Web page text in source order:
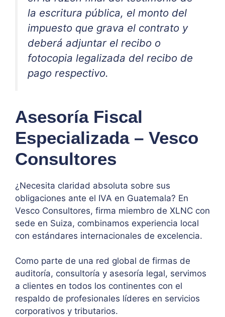
la escritura pública, el monto del
impuesto que grava el contrato y
deberá adjuntar el recibo o
fotocopia legalizada del recibo de
pago respectivo.
Asesoría Fiscal
Especializada – Vesco
Consultores
¿Necesita claridad absoluta sobre sus
obligaciones ante el IVA en Guatemala? En
Vesco Consultores, firma miembro de XLNC con
sede en Suiza, combinamos experiencia local
con estándares internacionales de excelencia.
Como parte de una red global de firmas de
auditoría, consultoría y asesoría legal, servimos
a clientes en todos los continentes con el
respaldo de profesionales líderes en servicios
corporativos y tributarios.